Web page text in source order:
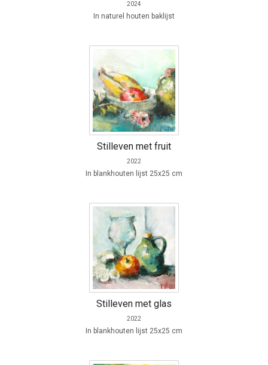
2024
In naturel houten baklijst
Stilleven met fruit
2022
In blankhouten lijst 25x25 cm
Stilleven met glas
2022
In blankhouten lijst 25x25 cm